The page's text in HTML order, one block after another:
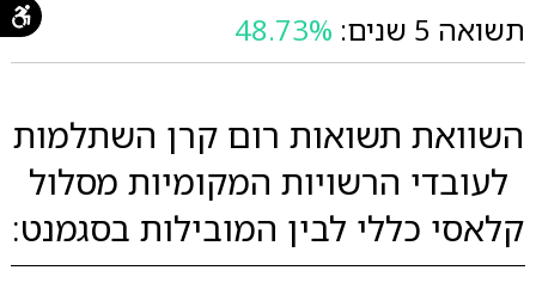
תשואה 5 שנים:
48.73%
השוואת תשואות רום קרן השתלמות
לעובדי הרשויות המקומיות מסלול
קלאסי כללי לבין המובילות בסגמנט: